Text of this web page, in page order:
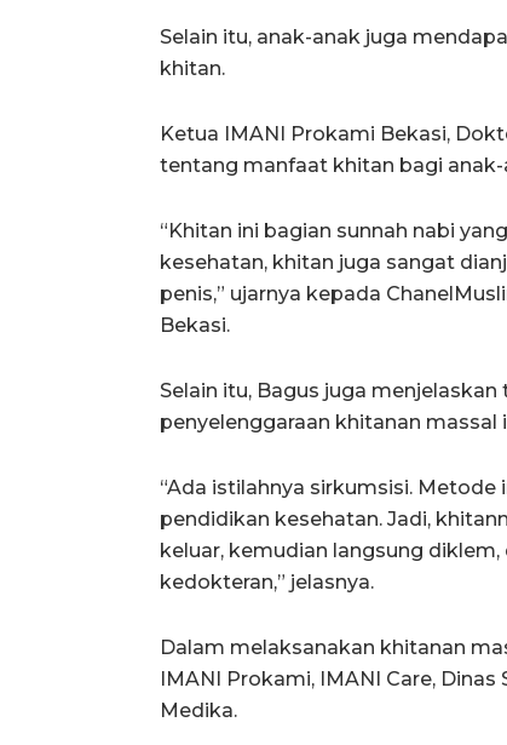
Selain itu, anak-anak juga
khitan.
Ketua IMANI Prokami Bekasi,
tentang manfaat khitan bagi anak-
“Khitan ini bagian sunnah nabi
kesehatan, khitan juga sangat
penis,” ujarnya kepada
Bekasi.
Selain itu, Bagus juga
penyelenggaraan khitanan massal
“Ada istilahnya sirkumsisi.
pendidikan kesehatan. Jadi,
keluar, kemudian langsung
kedokteran,” jelasnya.
Dalam melaksanakan khitanan
IMANI Prokami, IMANI Care,
Medika.